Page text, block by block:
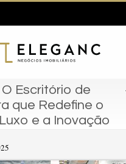
Escritório de
que Redefine o
Luxo e a Inovação